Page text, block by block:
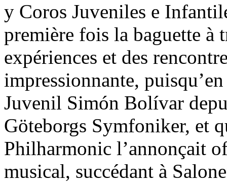
y Coros Juveniles e
première fois la baguette à
expériences et des
impressionnante,
Juvenil Simón Bolívar
Göteborgs Symfoniker, et
Philharmonic l’annonçait
musical, succédant à